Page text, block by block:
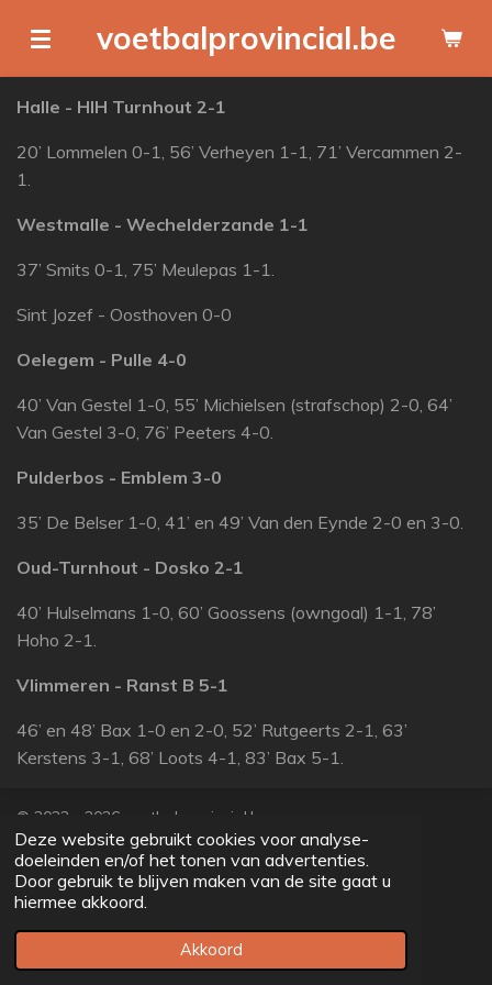
Deze website gebruikt cookies voor analyse-
doeleinden en/of het tonen van advertenties.
Door gebruik te blijven maken van de site gaat u
hiermee akkoord.
Akkoord
direct
naar
de
voetbalprovincial.be
Halle - HIH Turnhout 2-1
20’ Lommelen 0-1, 56’ Verheyen 1-1, 71’ Vercammen 2-
1.
Westmalle - Wechelderzande 1-1
37’ Smits 0-1, 75’ Meulepas 1-1.
Sint Jozef - Oosthoven 0-0
Oelegem - Pulle 4-0
40’ Van Gestel 1-0, 55’ Michielsen (strafschop) 2-0, 64’
Van Gestel 3-0, 76’ Peeters 4-0.
Pulderbos - Emblem 3-0
35’ De Belser 1-0, 41’ en 49’ Van den Eynde 2-0 en 3-0.
Oud-Turnhout - Dosko 2-1
40’ Hulselmans 1-0, 60’ Goossens (owngoal) 1-1, 78’
Hoho 2-1.
Vlimmeren - Ranst B 5-1
46’ en 48’ Bax 1-0 en 2-0, 52’ Rutgeerts 2-1, 63’
Kerstens 3-1, 68’ Loots 4-1, 83’ Bax 5-1.
© 2022 - 2026 voetbalprovincial.be
Powered byJouwWeb